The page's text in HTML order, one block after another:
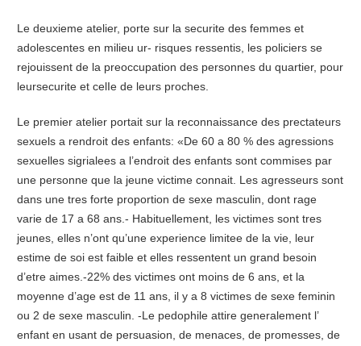
Le deuxieme atelier, porte sur la securite des femmes et
adolescentes en milieu ur- risques ressentis, les policiers se
rejouissent de la preoccupation des personnes du quartier, pour
leursecurite et celIe de leurs proches.
Le premier atelier portait sur la reconnaissance des prectateurs
sexuels a rendroit des enfants: «De 60 a 80 % des agressions
sexuelles sigrialees a l’endroit des enfants sont commises par
une personne que la jeune victime connait. Les agresseurs sont
dans une tres forte proportion de sexe masculin, dont rage
varie de 17 a 68 ans.- Habituellement, les victimes sont tres
jeunes, elles n’ont qu’une experience limitee de la vie, leur
estime de soi est faible et elles ressentent un grand besoin
d’etre aimes.-22% des victimes ont moins de 6 ans, et la
moyenne d’age est de 11 ans, il y a 8 victimes de sexe feminin
ou 2 de sexe masculin. -Le pedophile attire generalement l’
enfant en usant de persuasion, de menaces, de promesses, de